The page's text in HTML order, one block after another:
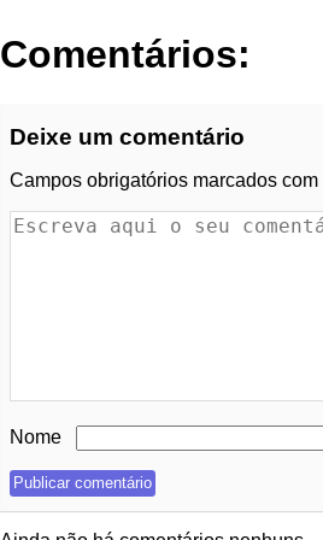
Comentários:
Deixe um comentário
Campos obrigatórios marcados com
Nome